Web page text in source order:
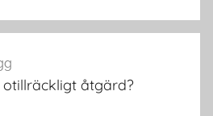
otillräckligt åtgärd?